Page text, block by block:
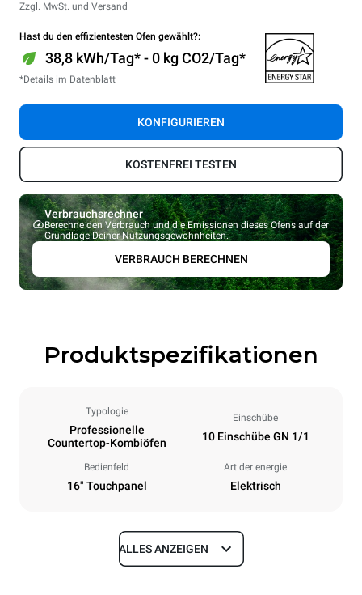
Zzgl. MwSt. und Versand
Hast du den effizientesten Ofen gewählt?:
38,8 kWh/Tag* - 0 kg CO2/Tag*
*Details im Datenblatt
KONFIGURIEREN
KOSTENFREI TESTEN
Verbrauchsrechner
Berechne den Verbrauch und die Emissionen dieses Ofens auf der
Grundlage Deiner Nutzungsgewohnheiten.
VERBRAUCH BERECHNEN
Produktspezifikationen
Typologie
Professionelle
Countertop-Kombiöfen
Einschübe
10 Einschübe GN 1/1
Bedienfeld
16" Touchpanel
Art der energie
Elektrisch
Maße
ALLES ANZEIGEN